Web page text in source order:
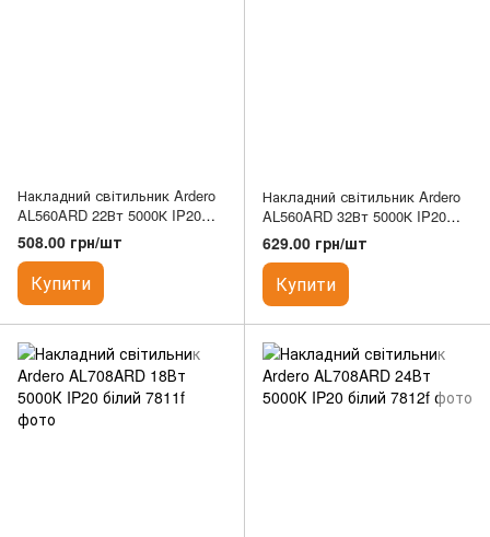
Накладний світильник Ardero
AL560ARD 22Вт 5000К IP20
білий
508.00 грн/шт
Купити
Накладний світильник Ardero
AL560ARD 32Вт 5000К IP20
білий
629.00 грн/шт
Купити